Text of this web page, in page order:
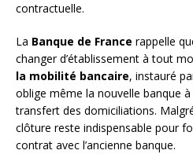
contractuelle.
La Banque de France rappelle
changer d’établissement à tout
la mobilité bancaire, instauré
oblige même la nouvelle banque
transfert des domiciliations.
clôture reste indispensable pour
contrat avec l’ancienne banque.